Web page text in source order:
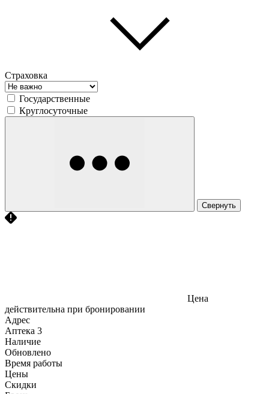
Страховка
Государственные
Круглосуточные
Свернуть
Цена
действительна при бронировании
Адрес
Аптека 3
Наличие
Обновлено
Время работы
Цены
Скидки